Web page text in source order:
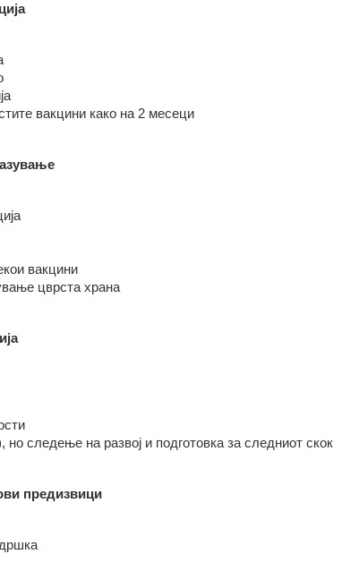
вакцини како на 2 месеци
вакцини
цврста храна
следење на развој и подготовка за следниот скок
предизвици